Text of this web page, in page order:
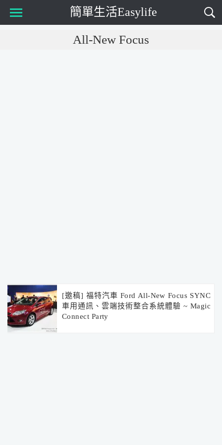
簡單生活Easylife
All-New Focus
[邀稿] 福特汽車 Ford All-New Focus SYNC
車用通訊、雲端技術整合系統體驗 ~ Magic
Connect Party